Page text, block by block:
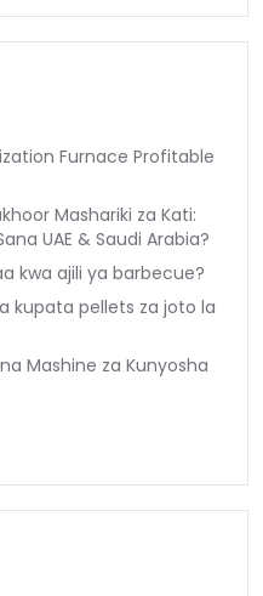
Furnace Profitable
Mashariki za Kati:
UAE & Saudi Arabia?
kwa ajili ya barbecue?
kupata pellets za joto la
Mashine za Kunyosha